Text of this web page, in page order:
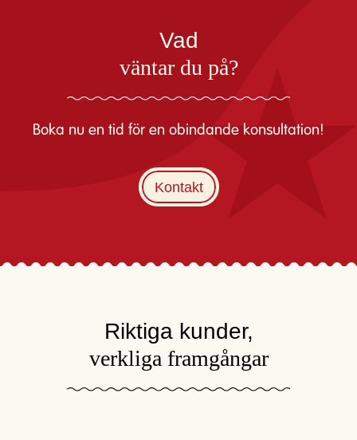
Vad
väntar du på?
Boka nu en tid för en obindande konsultation!
Kontakt
Riktiga kunder,
verkliga framgångar